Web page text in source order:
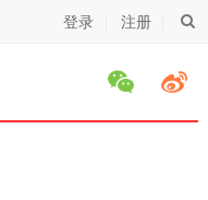
登录 注册